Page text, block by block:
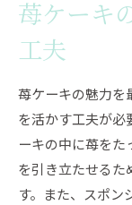
苺ケーキ
工夫
苺ケーキの魅力を
を活かす工夫が必
ーキの中に苺を
を引き立たせるた
す。また、スポン